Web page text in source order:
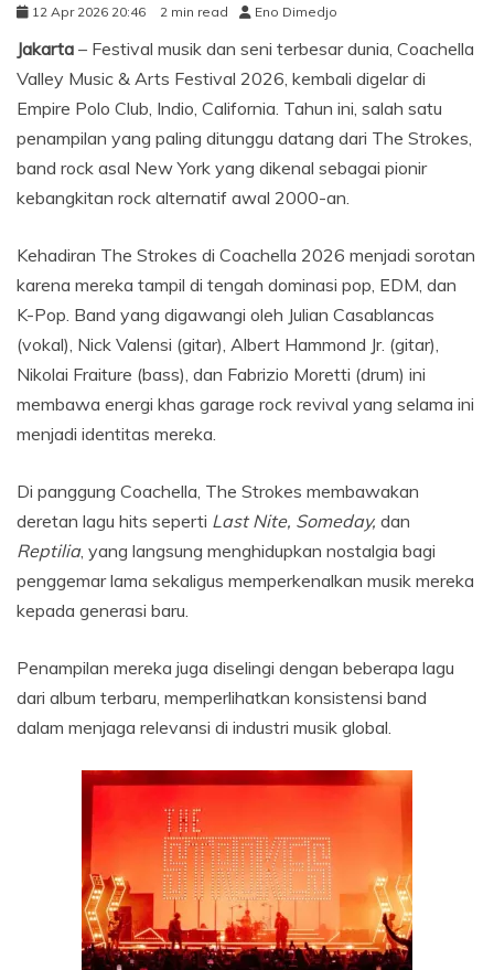
12 Apr 2026 20:46 2 min read Eno Dimedjo
Jakarta – Festival musik dan seni terbesar dunia, Coachella
Valley Music & Arts Festival 2026, kembali digelar di
Empire Polo Club, Indio, California. Tahun ini, salah satu
penampilan yang paling ditunggu datang dari The Strokes,
band rock asal New York yang dikenal sebagai pionir
kebangkitan rock alternatif awal 2000-an.
Kehadiran The Strokes di Coachella 2026 menjadi sorotan
karena mereka tampil di tengah dominasi pop, EDM, dan
K-Pop. Band yang digawangi oleh Julian Casablancas
(vokal), Nick Valensi (gitar), Albert Hammond Jr. (gitar),
Nikolai Fraiture (bass), dan Fabrizio Moretti (drum) ini
membawa energi khas garage rock revival yang selama ini
menjadi identitas mereka.
Di panggung Coachella, The Strokes membawakan
deretan lagu hits seperti Last Nite, Someday, dan
Reptilia, yang langsung menghidupkan nostalgia bagi
penggemar lama sekaligus memperkenalkan musik mereka
kepada generasi baru.
Penampilan mereka juga diselingi dengan beberapa lagu
dari album terbaru, memperlihatkan konsistensi band
dalam menjaga relevansi di industri musik global.